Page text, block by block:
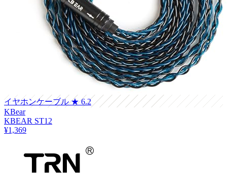
イヤホンケーブル ★ 6.2
KBear
KBEAR ST12
¥1,369